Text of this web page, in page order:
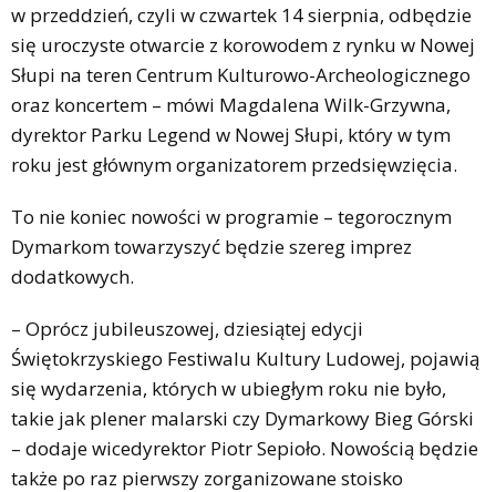
w przeddzień, czyli w czwartek 14 sierpnia, odbędzie
się uroczyste otwarcie z korowodem z rynku w Nowej
Słupi na teren Centrum Kulturowo-Archeologicznego
oraz koncertem – mówi Magdalena Wilk-Grzywna,
dyrektor Parku Legend w Nowej Słupi, który w tym
roku jest głównym organizatorem przedsięwzięcia.
To nie koniec nowości w programie – tegorocznym
Dymarkom towarzyszyć będzie szereg imprez
dodatkowych.
– Oprócz jubileuszowej, dziesiątej edycji
Świętokrzyskiego Festiwalu Kultury Ludowej, pojawią
się wydarzenia, których w ubiegłym roku nie było,
takie jak plener malarski czy Dymarkowy Bieg Górski
– dodaje wicedyrektor Piotr Sepioło. Nowością będzie
także po raz pierwszy zorganizowane stoisko